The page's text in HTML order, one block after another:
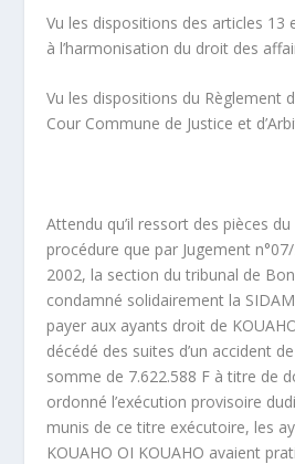
Vu les dispositions des articles
à l’harmonisation du droit des
Vu les dispositions du Règlement
Cour Commune de Justice et
Attendu qu’il ressort des pièces
procédure que par Jugement
2002, la section du tribunal de
condamné solidairement la
payer aux ayants droit de
décédé des suites d’un accident
somme de 7.622.588 F à titre de
ordonné l’exécution provisoire
munis de ce titre exécutoire, les
KOUAHO OI KOUAHO avaient